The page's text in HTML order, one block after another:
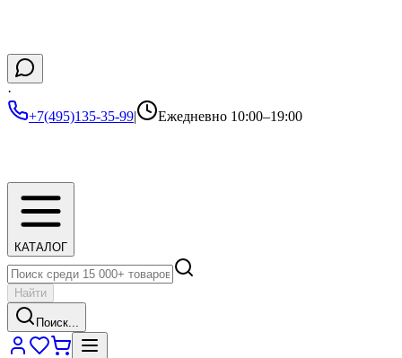
·
+7(495)135-35-99| Ежедневно 10:00–19:00
КАТАЛОГ
Найти
Поиск...